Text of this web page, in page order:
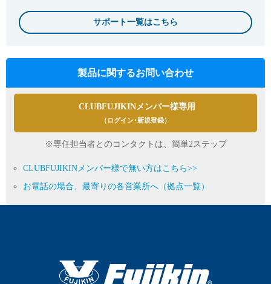
サポート一覧はこちら
製品に関するお問い合わせ
CLUBFUJIKINメンバー様専用
（ログイン･新規登録）
※専任担当者とのコンタクトは、簡単2ステップ
CLUBFUJIKINメンバー様で無い方はこちら>>
お電話の場合、最寄りの各営業所へ（拠点一覧）